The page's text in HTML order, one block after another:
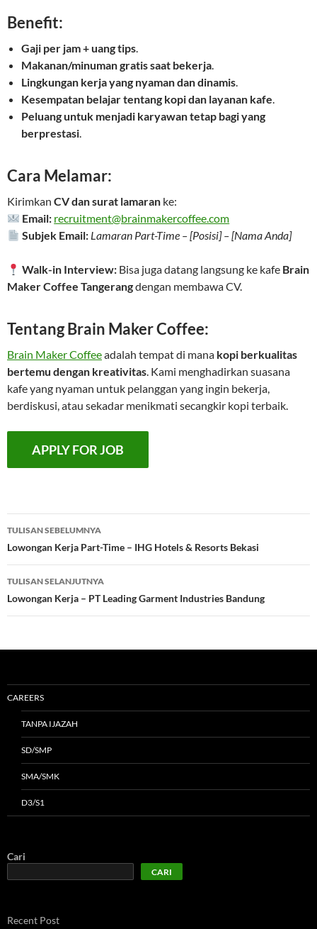
Benefit:
Gaji per jam + uang tips.
Makanan/minuman gratis saat bekerja.
Lingkungan kerja yang nyaman dan dinamis.
Kesempatan belajar tentang kopi dan layanan kafe.
Peluang untuk menjadi karyawan tetap bagi yang
berprestasi.
Cara Melamar:
Kirimkan CV dan surat lamaran ke:
Email: recruitment@brainmakercoffee.com
Subjek Email: Lamaran Part-Time – [Posisi] – [Nama Anda]
Walk-in Interview: Bisa juga datang langsung ke kafe Brain
Maker Coffee Tangerangdengan membawa CV.
Tentang Brain Maker Coffee:
Brain Maker Coffeeadalah tempat di mana kopi berkualitas
bertemu dengan kreativitas. Kami menghadirkan suasana
kafe yang nyaman untuk pelanggan yang ingin bekerja,
berdiskusi, atau sekadar menikmati secangkir kopi terbaik.
Navigasi
Tulisan
TULISAN SEBELUMNYA
Lowongan Kerja Part-Time – IHG Hotels & Resorts Bekasi
TULISAN SELANJUTNYA
Lowongan Kerja – PT Leading Garment Industries Bandung
CAREERS
TANPA IJAZAH
SD/SMP
SMA/SMK
D3/S1
Cari
CARI
Recent Post